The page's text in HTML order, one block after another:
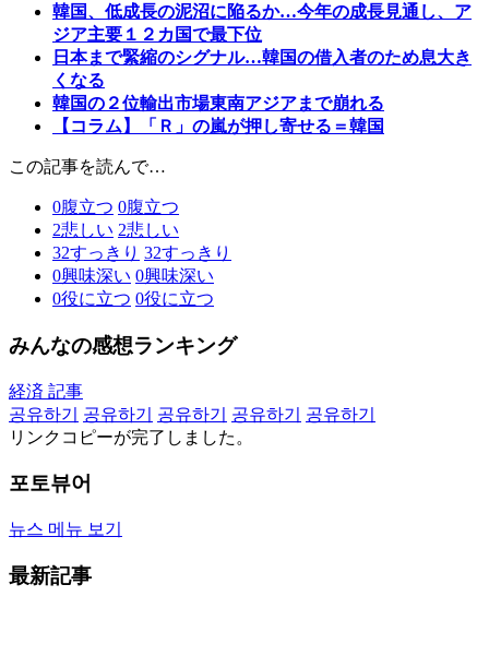
韓国、低成長の泥沼に陥るか…今年の成長見通し、ア
ジア主要１２カ国で最下位
日本まで緊縮のシグナル…韓国の借入者のため息大き
くなる
韓国の２位輸出市場東南アジアまで崩れる
【コラム】「Ｒ」の嵐が押し寄せる＝韓国
この記事を読んで…
0腹立つ 0腹立つ
2悲しい 2悲しい
32すっきり 32すっきり
0興味深い 0興味深い
0役に立つ 0役に立つ
みんなの感想ランキング
経済 記事
공유하기
공유하기 공유하기 공유하기
공유하기
リンクコピーが完了しました。
포토뷰어
뉴스 메뉴 보기
最新記事